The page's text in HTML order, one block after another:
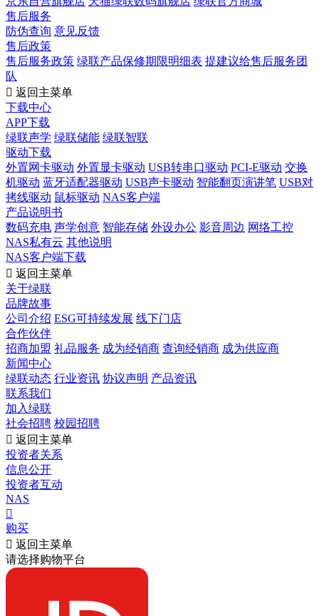
售后服务
防伪查询 意见反馈
售后政策
售后服务政策 绿联产品保修期限明细表 提建议给售后服务团
队
 返回主菜单
下载中心
APP下载
绿联声学 绿联储能 绿联智联
驱动下载
外置网卡驱动 外置显卡驱动 USB转串口驱动 PCI-E驱动 交换
机驱动 蓝牙适配器驱动 USB声卡驱动 智能翻页演讲笔 USB对
拷线驱动 鼠标驱动 NAS客户端
产品说明书
数码充电 声学创意 智能存储 外设办公 影音周边 网络工控
NAS私有云 其他说明
NAS客户端下载
 返回主菜单
关于绿联
品牌故事
公司介绍 ESG可持续发展 线下门店
合作伙伴
招商加盟 礼品服务 成为经销商 查询经销商 成为供应商
新闻中心
绿联动态 行业资讯 协议声明 产品资讯
联系我们
加入绿联
社会招聘 校园招聘
 返回主菜单
投资者关系
信息公开
投资者互动
NAS

购买
 返回主菜单
请选择购物平台